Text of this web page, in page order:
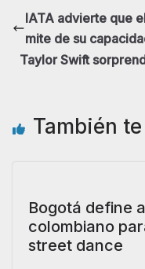
IATA advierte que
mite de su
Taylor Swift
También
Bogotá define
colombiano
street dance